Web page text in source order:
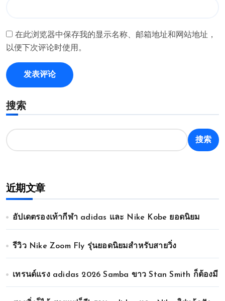
在此浏览器中保存我的显示名称、邮箱地址和网站地址，
以便下次评论时使用。
搜索
搜索
近期文章
อัปเดตรองเท้ากีฬา adidas และ Nike Kobe ยอดนิยม
รีวิว Nike Zoom Fly รุ่นยอดนิยมสำหรับสายวิ่ง
เทรนด์แรง adidas 2026 Samba ขาว Stan Smith ก็ต้องมี